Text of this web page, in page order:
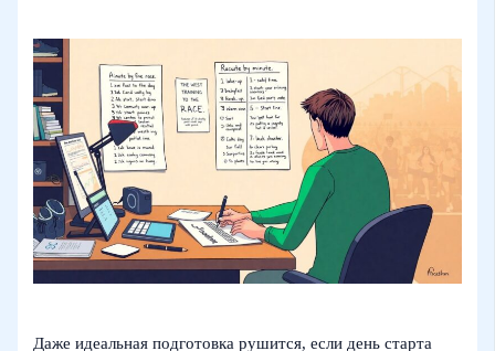
Даже идеальная подготовка рушится, если день старта